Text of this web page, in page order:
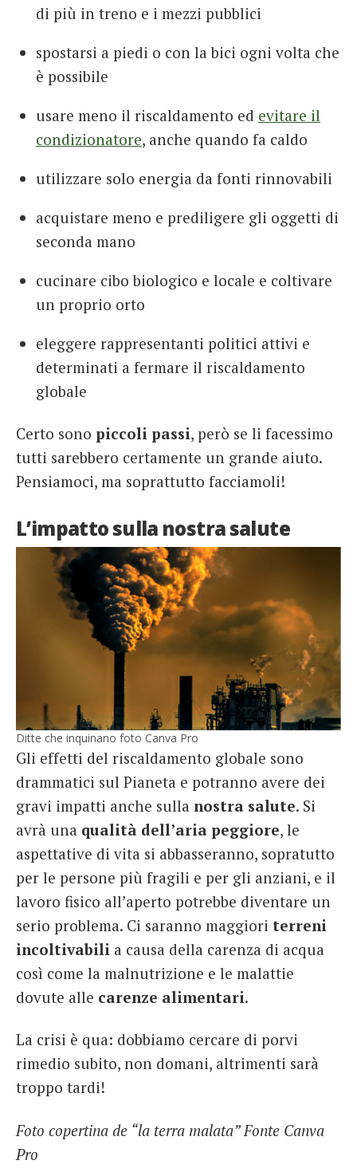
di più in treno e i mezzi pubblici
spostarsi a piedi o con la bici ogni volta che
è possibile
usare meno il riscaldamento ed evitare il
condizionatore, anche quando fa caldo
utilizzare solo energia da fonti rinnovabili
acquistare meno e prediligere gli oggetti di
seconda mano
cucinare cibo biologico e locale e coltivare
un proprio orto
eleggere rappresentanti politici attivi e
determinati a fermare il riscaldamento
globale
Certo sono piccoli passi, però se li facessimo
tutti sarebbero certamente un grande aiuto.
Pensiamoci, ma soprattutto facciamoli!
L’impatto sulla nostra salute
Ditte che inquinano foto Canva Pro
Gli effetti del riscaldamento globale sono
drammatici sul Pianeta e potranno avere dei
gravi impatti anche sulla nostra salute. Si
avrà una qualità dell’aria peggiore, le
aspettative di vita si abbasseranno, sopratutto
per le persone più fragili e per gli anziani, e il
lavoro fisico all’aperto potrebbe diventare un
serio problema. Ci saranno maggiori terreni
incoltivabili a causa della carenza di acqua
così come la malnutrizione e le malattie
dovute alle carenze alimentari.
La crisi è qua: dobbiamo cercare di porvi
rimedio subito, non domani, altrimenti sarà
troppo tardi!
Foto copertina de “la terra malata” Fonte Canva
Pro